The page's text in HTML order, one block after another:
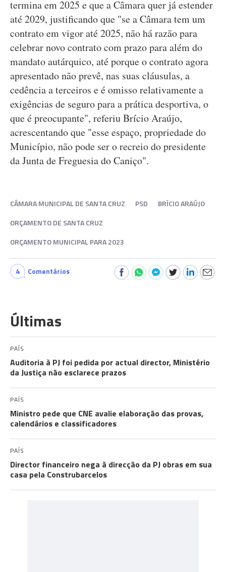
termina em 2025 e que a Câmara quer já estender
até 2029, justificando que "se a Câmara tem um
contrato em vigor até 2025, não há razão para
celebrar novo contrato com prazo para além do
mandato autárquico, até porque o contrato agora
apresentado não prevê, nas suas cláusulas, a
cedência a terceiros e é omisso relativamente a
exigências de seguro para a prática desportiva, o
que é preocupante", referiu Brício Araújo,
acrescentando que "esse espaço, propriedade do
Município, não pode ser o recreio do presidente
da Junta de Freguesia do Caniço".
CÂMARA MUNICIPAL DE SANTA CRUZ PSD
BRÍCIO ARAÚJO
ORÇAMENTO DE SANTA CRUZ
ORÇAMENTO MUNICIPAL PARA 2023
4 Comentários
Últimas
PAÍS
Auditoria à PJ foi pedida por actual director, Ministério
da Justiça não esclarece prazos
PAÍS
Ministro pede que CNE avalie elaboração das provas,
calendários e classificadores
PAÍS
Director financeiro nega à direcção da PJ obras em sua
casa pela Construbarcelos